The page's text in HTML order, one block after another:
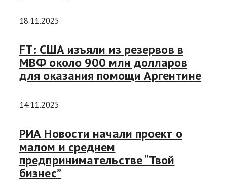
18.11.2025
FT: США изъяли из резервов в
МВФ около 900 млн долларов
для оказания помощи Аргентине
14.11.2025
РИА Новости начали проект о
малом и среднем
предпринимательстве “Твой
бизнес”